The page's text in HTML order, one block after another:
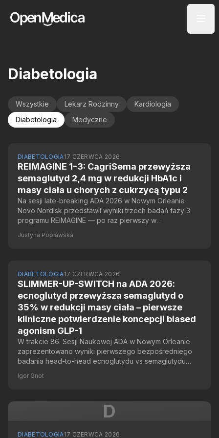
Diabetologia
Wszystkie Lekarz Rodzinny
Kardiologia
Diabetologia
Medyczne
DIABETOLOGIA 17 CZERWCA 2026
REIMAGINE 1–3: CagriSema przewyższa
semaglutyd 2,4 mg w redukcji HbA1c i
masy ciała u chorych z cukrzycą typu 2
Na sesji late-breaking ADA 2026 w Nowym Orleanie
Novo Nordisk przedstawił wyniki trzech badań fazy 3
programu REIMAGINE — po raz pierwszy w
(kagrilintyd) z agonistą GLP-1 (semaglutyd) statystycznie
Justyna Popławska
DIABETOLOGIA 17 CZERWCA 2026
SLIMMER-UP-SWITCH na ADA 2026:
ecnoglutyd przewyższa semaglutyd o
35% w redukcji masy ciała – pierwsze
kliniczne potwierdzenie koncepcji biased
agonism GLP-1
W trakcie 86. Sesji Naukowej ADA w Nowym Orleanie
zaprezentowano wyniki pierwszego bezpośredniego
badania head-to-head ecnoglutydu vs semaglutydu
redukcję masy ciała przy porównywalnej dawce. To
agonism w farmakologii GLP-1.
Igor Gnot
D
DIABETOLOGIA 17 CZERWCA 2026